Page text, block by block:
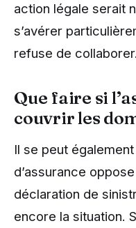
action légale serait
s’avérer
refuse de collaborer.
Que faire si
couvrir les
Il se peut
d’assurance
déclaration de
encore la situation.